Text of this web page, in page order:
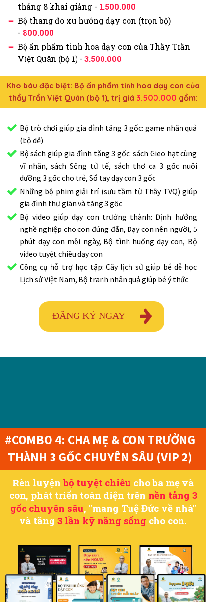
#COMBO 4: CHA MẸ & CON TRƯỞNG
THÀNH 3 GỐC CHUYÊN SÂU (VIP 2)
Bộ trò chơi giúp gia đình tăng 3 gốc: game nhân quả
(bộ dễ)
Bộ sách giúp gia đình tăng 3 gốc: sách Gieo hạt cùng
vĩ nhân, sách Sống tử tế, sách thơ ca 3 gốc nuôi
dưỡng 3 gốc cho trẻ, Sổ tay dạy con 3 gốc
Những bộ phim giải trí (sưu tầm từ Thầy TVQ) giúp
gia đình thư giãn và tăng 3 gốc
Bộ video giúp dạy con trưởng thành: Định hướng
nghề nghiệp cho con đúng đắn, Dạy con nên người, 5
phút dạy con mỗi ngày, Bộ tình huống dạy con, Bộ
video tuyệt chiêu dạy con
Công cụ hỗ trợ học tập: Cây lịch sử giúp bé dễ học
Lịch sử Việt Nam, Bộ tranh nhân quả giúp bé ý thức
ĐĂNG KÝ NGAY
tháng 8 khai giảng - 1.500.000
Bộ thang đo xu hướng dạy con (trọn bộ)
- 800.000
Bộ ấn phẩm tinh hoa dạy con của Thầy Trần
Việt Quân (bộ 1) - 3.500.000
Kho báu đặc biệt: Bộ ấn phẩm tinh hoa dạy con của
thầy Trần Việt Quân (bộ 1), trị giá 3.500.000 gồm:
Rèn luyệnbộ tuyệt chiêu cho ba mẹ và
con, phát triển toàn diện trên nền tảng 3
gốc chuyên sâu, "mang Tuệ Đức về nhà"
và tăng 3 lần kỹ năng sống cho con.